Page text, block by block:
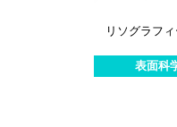
リソグラフ
表面科